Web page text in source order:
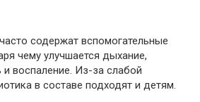
содержат вспомогательные
чему улучшается дыхание,
и воспаление. Из-за слабой
в составе подходят и детям.